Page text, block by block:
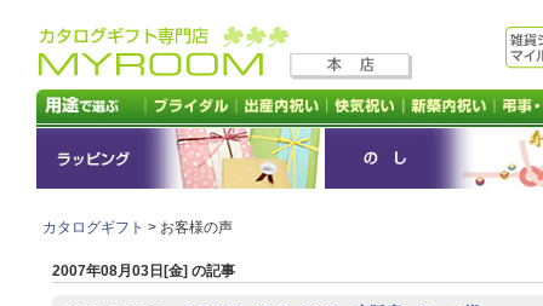
カタログギフト > お客様の声
2007年08月03日[金] の記事